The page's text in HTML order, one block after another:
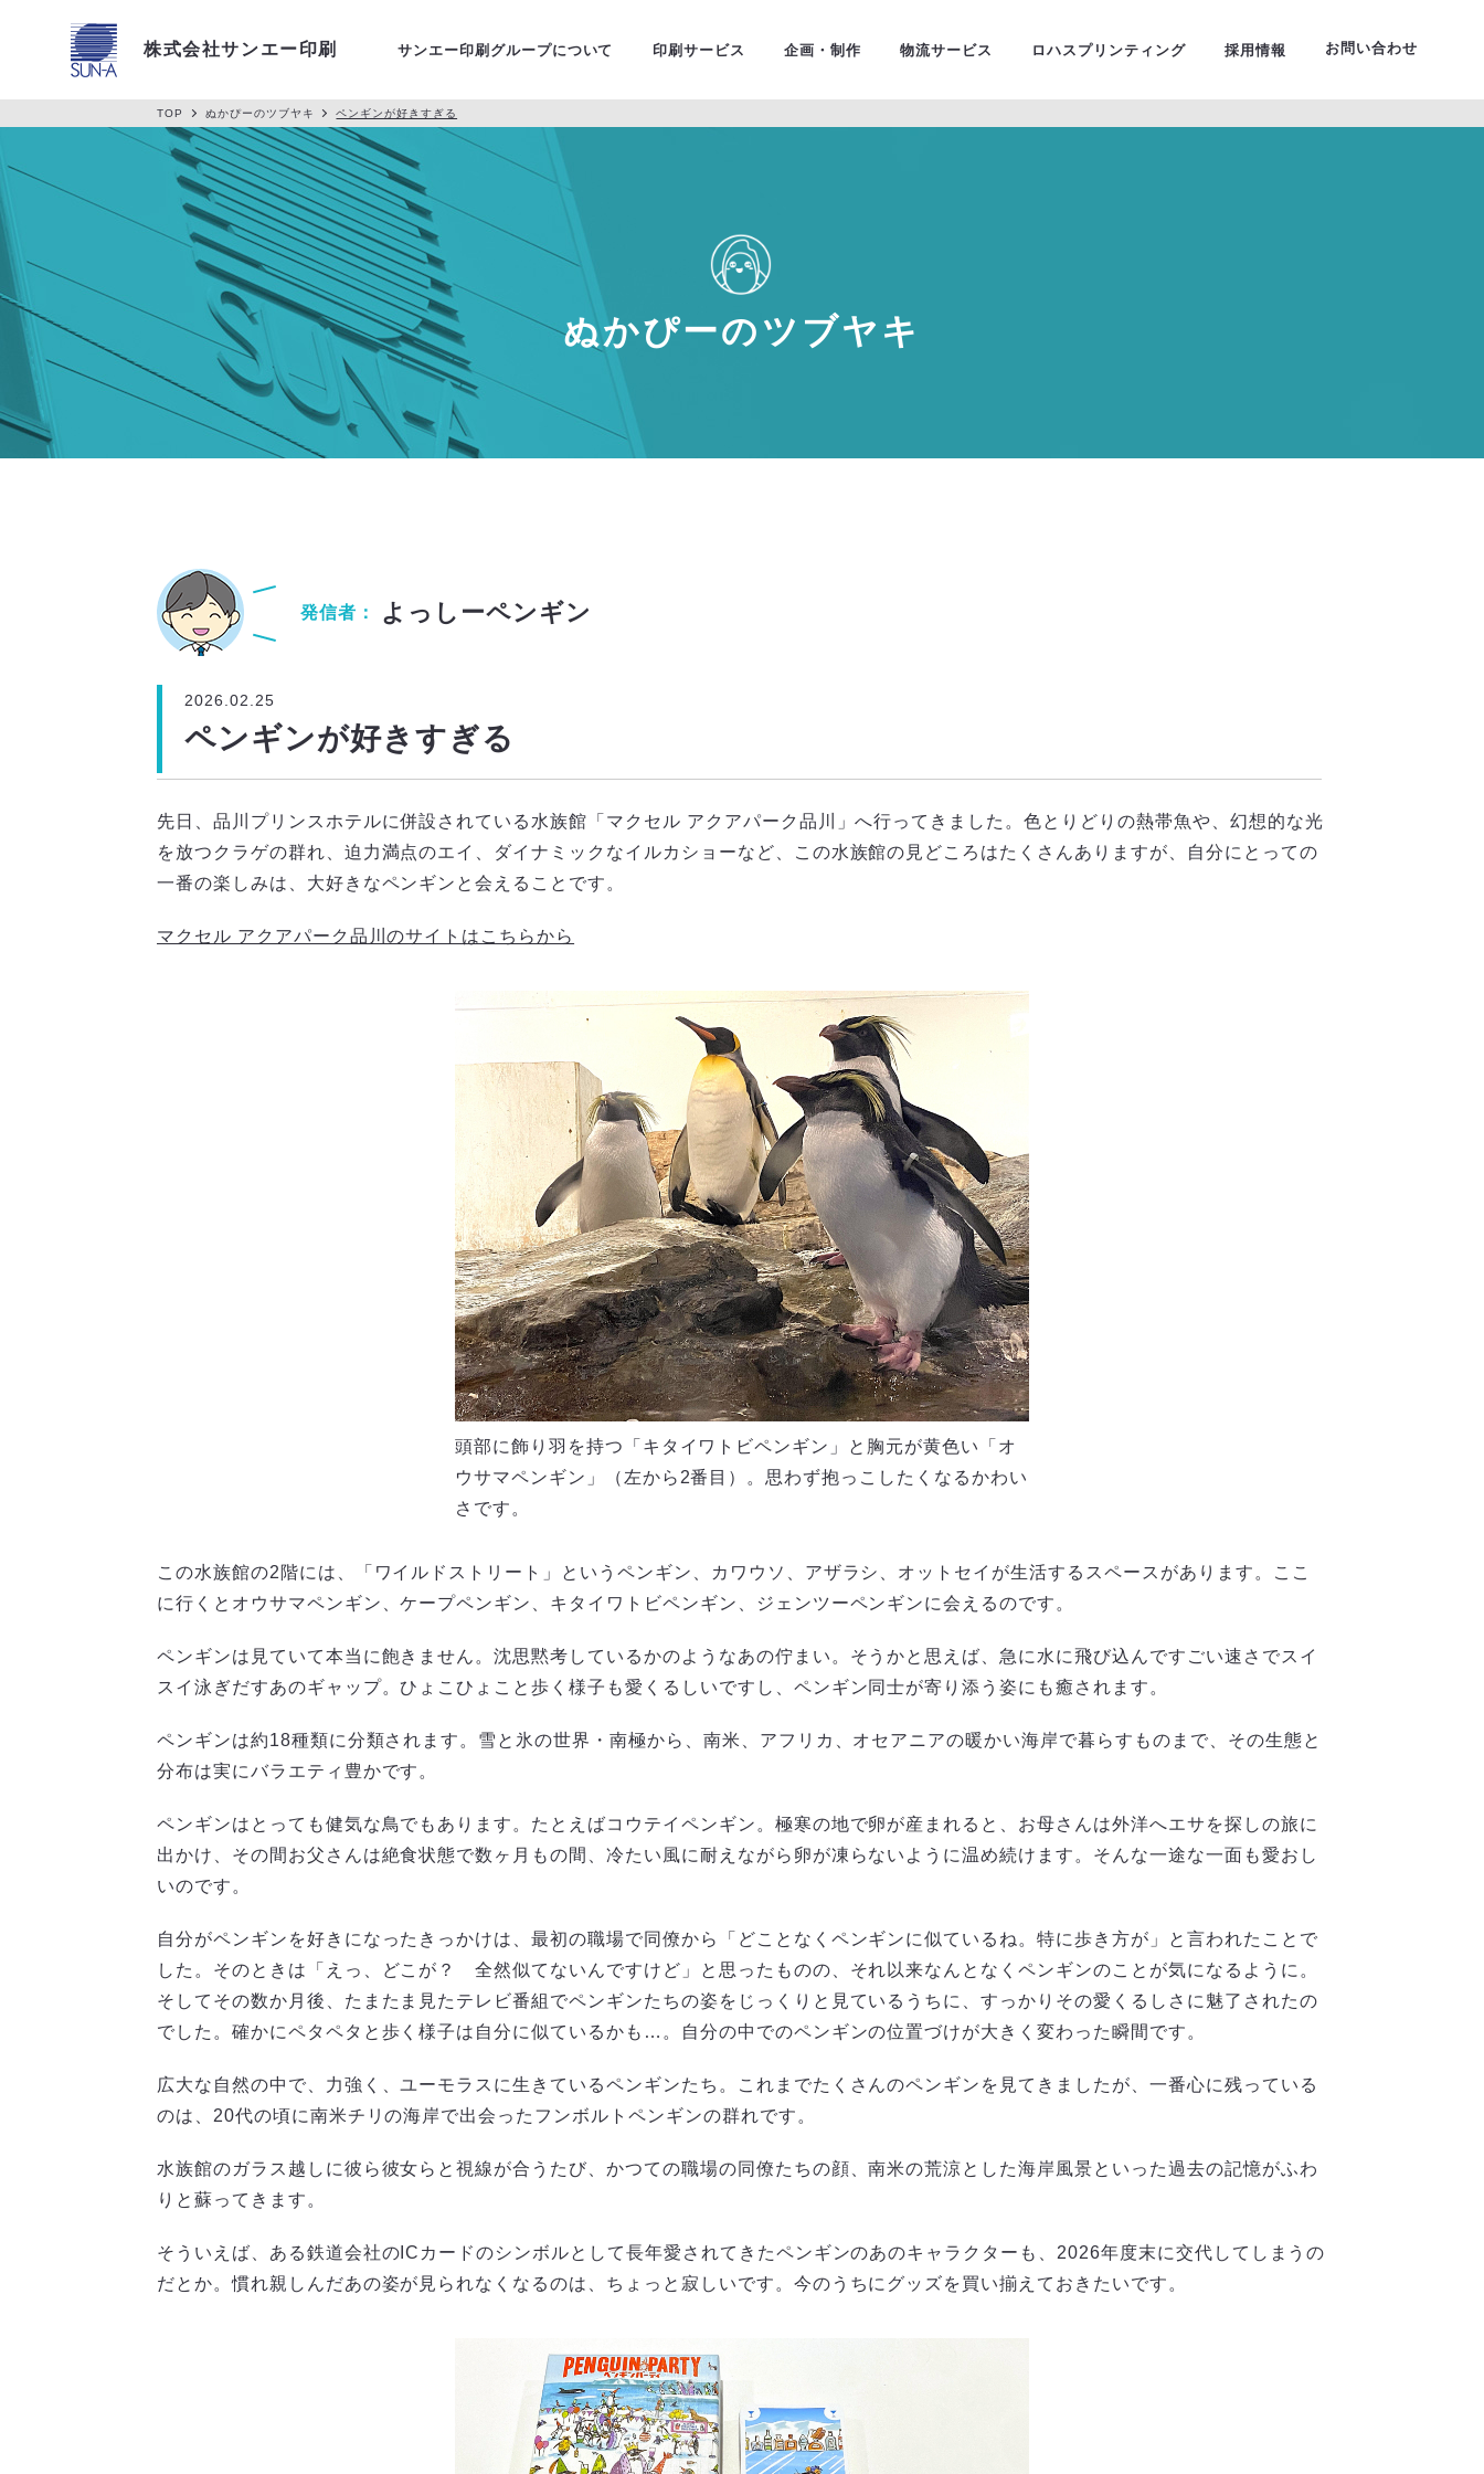
株式会社サンエー印刷 サンエー印刷グループについて 印刷サービス
金融・証券
企画・制作 物流サービス ロハスプリンティング 採用情報 お問い合わせ
TOP ぬかぴーのツブヤキ ペンギンが好きすぎる
ぬかぴーのツブヤキ
発信者： よっしーペンギン
2026.02.25
ペンギンが好きすぎる
先日、品川プリンスホテルに併設されている水族館「マクセル アクアパーク品川」へ行ってきました。色とりどりの熱帯魚や、幻想的な光
を放つクラゲの群れ、迫力満点のエイ、ダイナミックなイルカショーなど、この水族館の見どころはたくさんありますが、自分にとっての
一番の楽しみは、大好きなペンギンと会えることです。
マクセル アクアパーク品川のサイトはこちらから
頭部に飾り羽を持つ「キタイワトビペンギン」と胸元が黄色い「オ
ウサマペンギン」（左から2番目）。思わず抱っこしたくなるかわい
さです。
この水族館の2階には、「ワイルドストリート」というペンギン、カワウソ、アザラシ、オットセイが生活するスペースがあります。ここ
に行くとオウサマペンギン、ケープペンギン、キタイワトビペンギン、ジェンツーペンギンに会えるのです。
ペンギンは見ていて本当に飽きません。沈思黙考しているかのようなあの佇まい。そうかと思えば、急に水に飛び込んですごい速さでスイ
スイ泳ぎだすあのギャップ。ひょこひょこと歩く様子も愛くるしいですし、ペンギン同士が寄り添う姿にも癒されます。
ペンギンは約18種類に分類されます。雪と氷の世界・南極から、南米、アフリカ、オセアニアの暖かい海岸で暮らすものまで、その生態と
分布は実にバラエティ豊かです。
ペンギンはとっても健気な鳥でもあります。たとえばコウテイペンギン。極寒の地で卵が産まれると、お母さんは外洋へエサを探しの旅に
出かけ、その間お父さんは絶食状態で数ヶ月もの間、冷たい風に耐えながら卵が凍らないように温め続けます。そんな一途な一面も愛おし
いのです。
自分がペンギンを好きになったきっかけは、最初の職場で同僚から「どことなくペンギンに似ているね。特に歩き方が」と言われたことで
した。そのときは「えっ、どこが？ 全然似てないんですけど」と思ったものの、それ以来なんとなくペンギンのことが気になるように。
そしてその数か月後、たまたま見たテレビ番組でペンギンたちの姿をじっくりと見ているうちに、すっかりその愛くるしさに魅了されたの
でした。確かにペタペタと歩く様子は自分に似ているかも…。自分の中でのペンギンの位置づけが大きく変わった瞬間です。
広大な自然の中で、力強く、ユーモラスに生きているペンギンたち。これまでたくさんのペンギンを見てきましたが、一番心に残っている
のは、20代の頃に南米チリの海岸で出会ったフンボルトペンギンの群れです。
水族館のガラス越しに彼ら彼女らと視線が合うたび、かつての職場の同僚たちの顔、南米の荒涼とした海岸風景といった過去の記憶がふわ
りと蘇ってきます。
そういえば、ある鉄道会社のICカードのシンボルとして長年愛されてきたペンギンのあのキャラクターも、2026年度末に交代してしまうの
だとか。慣れ親しんだあの姿が見られなくなるのは、ちょっと寂しいです。今のうちにグッズを買い揃えておきたいです。